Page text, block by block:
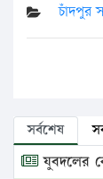
চাঁদপুর
সর্বশেষ
যুবদলের